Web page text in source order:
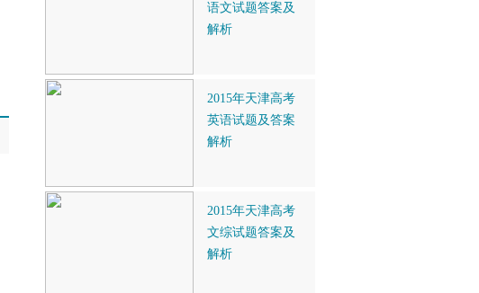
语文试题答案及
解析
2015年天津高考
英语试题及答案
解析
2015年天津高考
文综试题答案及
解析